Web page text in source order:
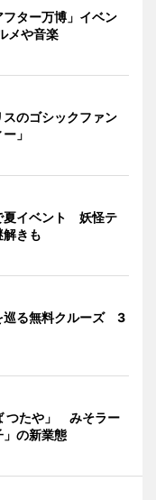
ター万博」イベン
メや音楽
のゴシックファン
」
夏イベント 妖怪テ
きも
巡る無料クルーズ 3
つたや」 みそラー
」の新業態